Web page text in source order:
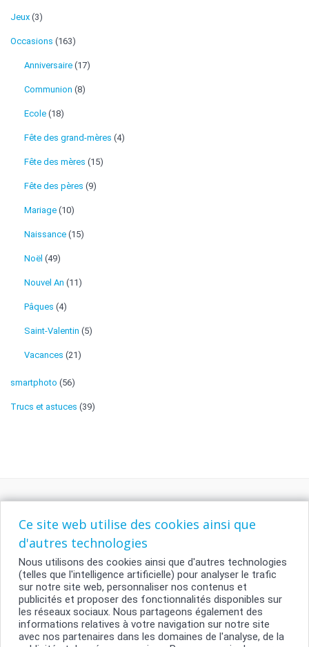
Ce site web utilise des cookies ainsi que
d'autres technologies
Nous utilisons des cookies ainsi que d'autres technologies
(telles que l'intelligence artificielle) pour analyser le trafic
sur notre site web, personnaliser nos contenus et
publicités et proposer des fonctionnalités disponibles sur
les réseaux sociaux. Nous partageons également des
informations relatives à votre navigation sur notre site
avec nos partenaires dans les domaines de l'analyse, de la
Jeux (3)
Occasions (163)
Anniversaire (17)
Communion (8)
Ecole (18)
Fête des grand-mères (4)
Fête des mères (15)
Fête des pères (9)
Mariage (10)
Naissance (15)
Noël (49)
Nouvel An (11)
Pâques (4)
Saint-Valentin (5)
Vacances (21)
smartphoto (56)
Trucs et astuces (39)
Contact
Conditions générales
Vie privée